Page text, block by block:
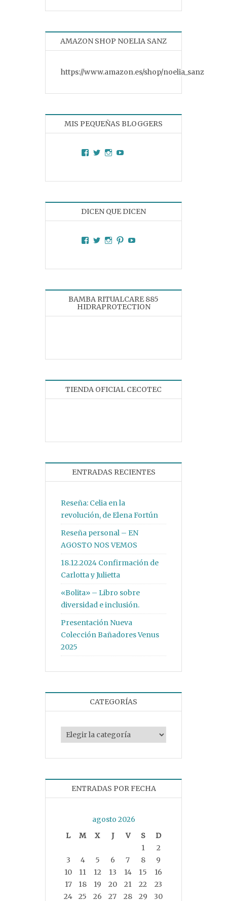
AMAZON SHOP NOELIA SANZ
https://www.amazon.es/shop/noelia_sanz
MIS PEQUEÑAS BLOGGERS
Facebook
TwitterInstagram
DICEN QUE DICEN
Facebook
TwitterInstagram
Pinterest
BAMBA RITUALCARE 885
HIDRAPROTECTION
TIENDA OFICIAL CECOTEC
ENTRADAS RECIENTES
Reseña: Celia en la
revolución, de Elena Fortún
Reseña personal – EN
AGOSTO NOS VEMOS
18.12.2024 Confirmación de
Carlotta y Julietta
«Bolita» – Libro sobre
diversidad e inclusión.
Presentación Nueva
Colección Bañadores Venus
2025
CATEGORÍAS
Categorías
ENTRADAS POR FECHA
agosto 2026
L
M X J V S
D
1
2
3
4 5 6 7 8
9
10
11 12 13 14 15
16
17
18 19 20 21 22
23
24
25 26 27 28 29 30